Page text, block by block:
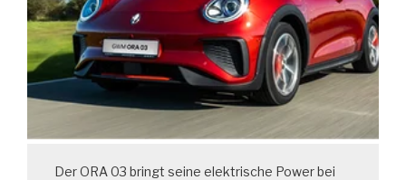
Der ORA 03 bringt seine elektrische Power bei